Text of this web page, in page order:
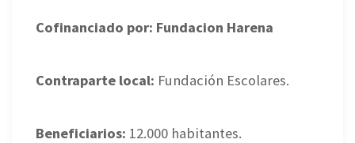
Cofinanciado por: Fundacion Harena
Contraparte local: Fundación Escolares.
Beneficiarios: 12.000 habitantes.